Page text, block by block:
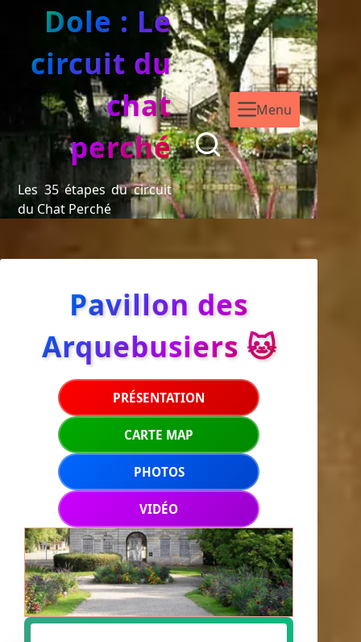
Dole : Le
circuit du
chat
perché
Les 35 étapes du circuit
du Chat Perché
Menu
Pavillon des
Arquebusiers 🐱
PRÉSENTATION
CARTE MAP
PHOTOS
VIDÉO